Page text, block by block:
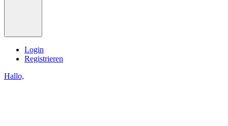
Login
Registrieren
Hallo,